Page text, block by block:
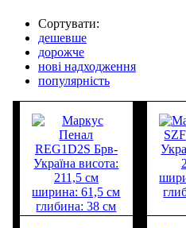
Сортувати:
дешевше
дорожче
нові надходження
популярність